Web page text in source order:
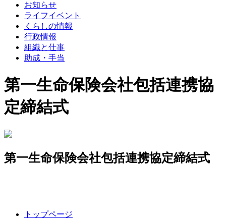
お知らせ
ライフイベント
くらしの情報
行政情報
組織と仕事
助成・手当
第一生命保険会社包括連携協
定締結式
第一生命保険会社包括連携協定締結式
トップページ